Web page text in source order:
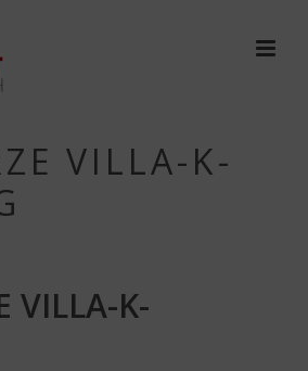
VILLA-K-
VILLA-K-